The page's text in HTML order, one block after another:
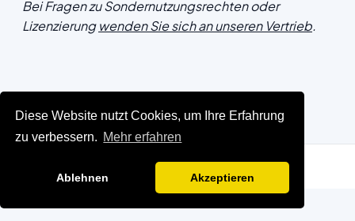
Diese Website nutzt Cookies, um Ihre Erfahrung
zu verbessern. Mehr erfahren
Ablehnen Akzeptieren
Bei Fragen zu Sondernutzungsrechten oder
Lizenzierungwenden Sie sich an unseren Vertrieb.